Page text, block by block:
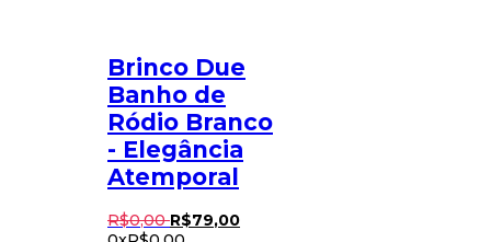
Brinco Due
Banho de
Ródio Branco
- Elegância
Atemporal
R$0,00 R$79,00